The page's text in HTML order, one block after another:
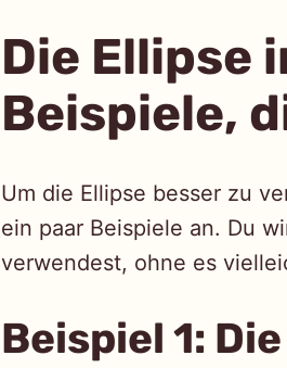
Die Ellipse
Beispiele,
Um die Ellipse besser zu
ein paar Beispiele an. Du
verwendest, ohne es
Beispiel 1: